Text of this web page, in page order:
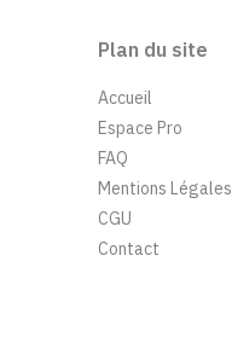
Plan du site
Accueil
Espace Pro
FAQ
Mentions Légales
CGU
Contact